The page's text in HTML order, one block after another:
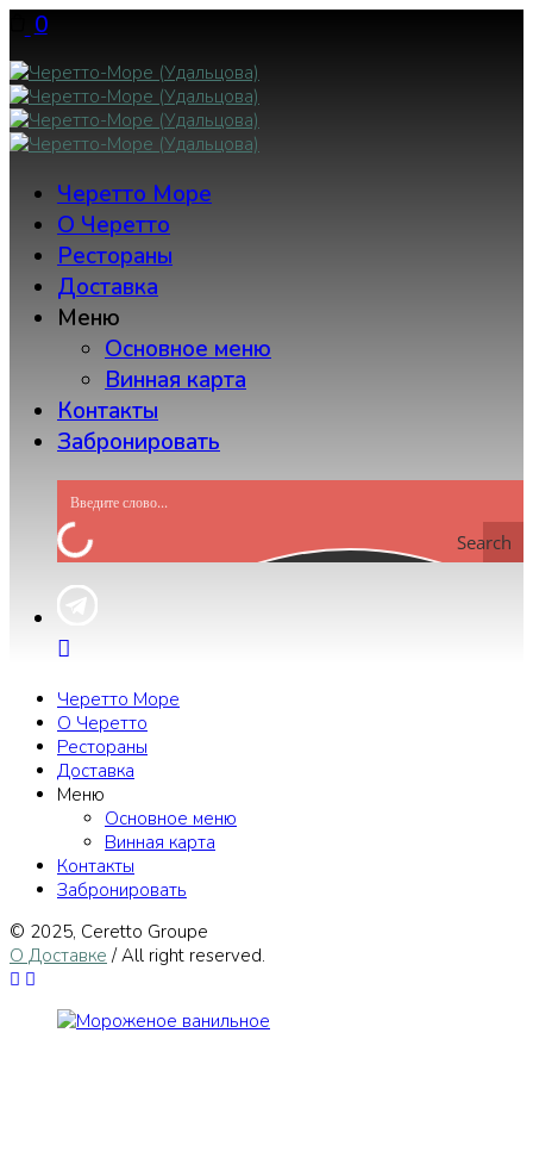
Skip
to
content
0
Черетто Море
О Черетто
Рестораны
Доставка
Меню
Основное меню
Винная карта
Контакты
Забронировать
Search
Черетто Море
О Черетто
Рестораны
Доставка
Меню
Основное меню
Винная карта
Контакты
Забронировать
© 2025, Сeretto Groupe
О Доставке / All right reserved.